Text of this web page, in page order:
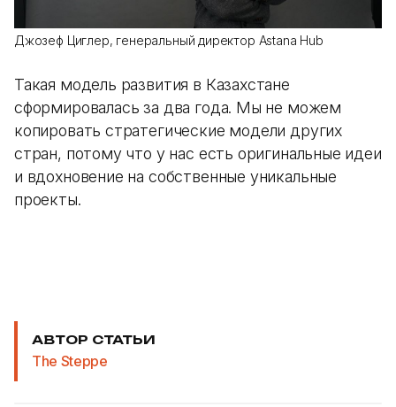
Джозеф Циглер, генеральный директор Astana Hub
Такая модель развития в Казахстане
сформировалась за два года. Мы не можем
копировать стратегические модели других
стран, потому что у нас есть оригинальные идеи
и вдохновение на собственные уникальные
проекты.
АВТОР СТАТЬИ
The Steppe